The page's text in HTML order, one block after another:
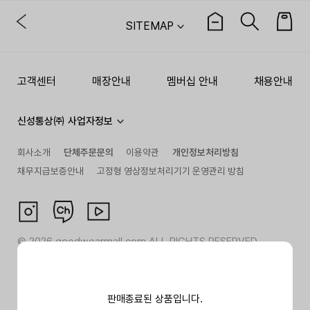
판매종료된 상품입니다.
SITEMAP
고객센터 매장안내 멤버십 안내 채용안내
신성통상㈜ 사업자정보
회사소개 단체주문문의 이용약관
개인정보처리방침
채무지급보증안내
고정형 영상정보처리기기 운영관리 방침
©2026goodwearmall.com ALL RIGHTS RESERVED